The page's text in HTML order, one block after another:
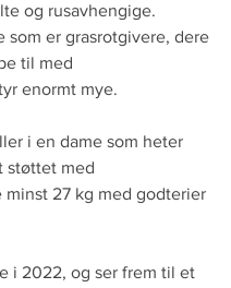
og rusavhengige.
som er grasrotgivere, dere
til med
enormt mye.
i en dame som heter
støttet med
27 kg med godterier
i 2022, og ser frem til et